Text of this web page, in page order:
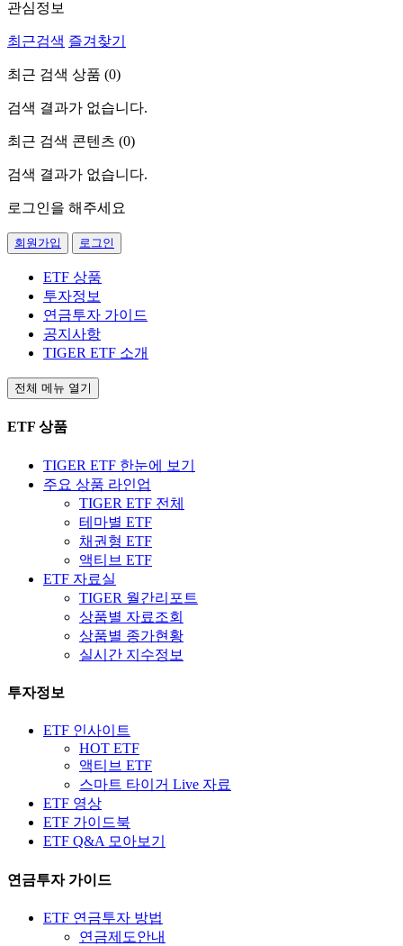
관심정보
최근검색 즐겨찾기
최근 검색 상품 (0)
검색 결과가 없습니다.
최근 검색 콘텐츠 (0)
검색 결과가 없습니다.
로그인을 해주세요
회원가입 로그인
ETF 상품
투자정보
연금투자 가이드
공지사항
TIGER ETF 소개
전체 메뉴 열기
ETF 상품
TIGER ETF 한눈에 보기
주요 상품 라인업
TIGER ETF 전체
테마별 ETF
채권형 ETF
액티브 ETF
ETF 자료실
TIGER 월간리포트
상품별 자료조회
상품별 종가현황
실시간 지수정보
투자정보
ETF 인사이트
HOT ETF
액티브 ETF
스마트 타이거 Live 자료
ETF 영상
ETF 가이드북
ETF Q&A 모아보기
연금투자 가이드
ETF 연금투자 방법
연금제도안내